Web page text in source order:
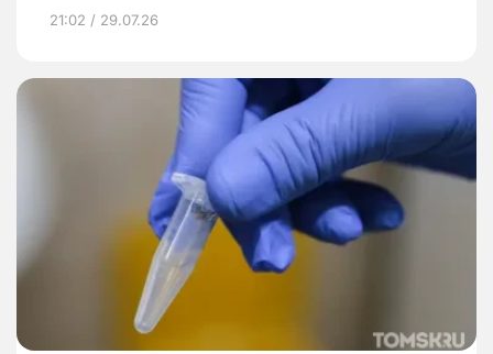
21:02 / 29.07.26